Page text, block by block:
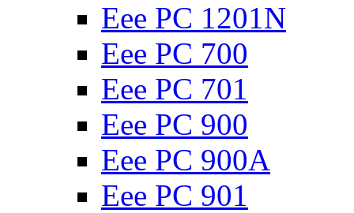
Eee PC 1201N
Eee PC 700
Eee PC 701
Eee PC 900
Eee PC 900A
Eee PC 901